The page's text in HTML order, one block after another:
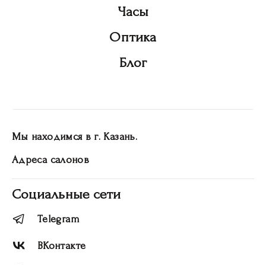
Часы
Оптика
Блог
Мы находимся в г. Казань.
Адреса салонов
Социальные сети
Telegram
ВКонтакте